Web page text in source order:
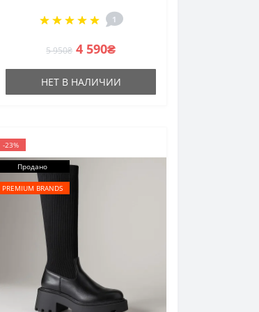
1
5 950₴ 4 590₴
НЕТ В НАЛИЧИИ
-23%
Продано
PREMIUM BRANDS